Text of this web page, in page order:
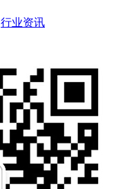
行业资讯